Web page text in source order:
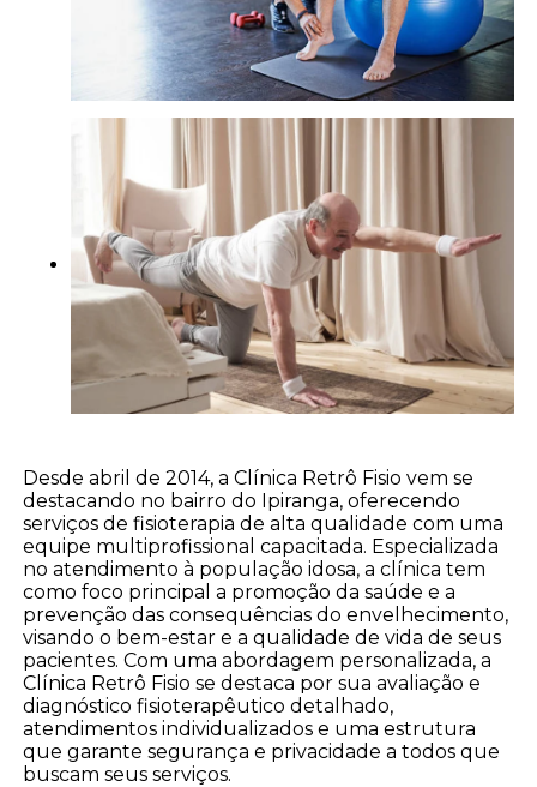
Desde abril de 2014, a Clínica Retrô Fisio vem se
destacando no bairro do Ipiranga, oferecendo
serviços de fisioterapia de alta qualidade com uma
equipe multiprofissional capacitada. Especializada
no atendimento à população idosa, a clínica tem
como foco principal a promoção da saúde e a
prevenção das consequências do envelhecimento,
visando o bem-estar e a qualidade de vida de seus
pacientes. Com uma abordagem personalizada, a
Clínica Retrô Fisio se destaca por sua avaliação e
diagnóstico fisioterapêutico detalhado,
atendimentos individualizados e uma estrutura
que garante segurança e privacidade a todos que
buscam seus serviços.